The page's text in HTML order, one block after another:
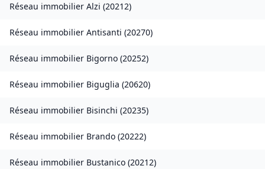
Réseau immobilier Alzi (20212)
Réseau immobilier Antisanti (20270)
Réseau immobilier Bigorno (20252)
Réseau immobilier Biguglia (20620)
Réseau immobilier Bisinchi (20235)
Réseau immobilier Brando (20222)
Réseau immobilier Bustanico (20212)